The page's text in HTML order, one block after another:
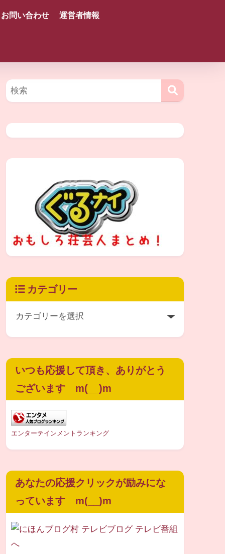
お問い合わせ 運営者情報
カテゴリー
いつも応援して頂き、ありがとう
ございます m(__)m
エンターテインメントランキング
あなたの応援クリックが励みにな
っています m(__)m